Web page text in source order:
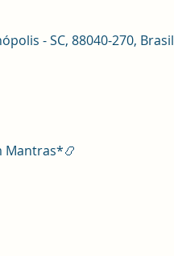
- SC, 88040-270, Brasil
Mantras*📿